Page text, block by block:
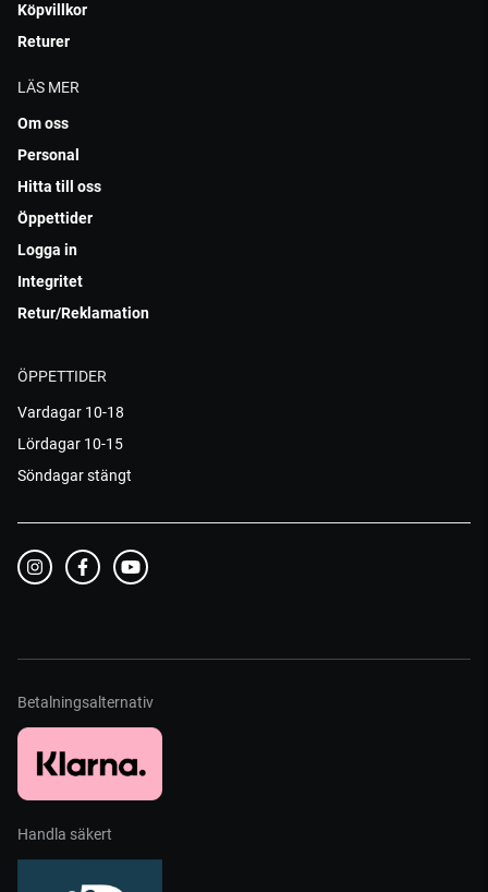
Köpvillkor
Returer
LÄS MER
Om oss
Personal
Hitta till oss
Öppettider
Logga in
Integritet
Retur/Reklamation
ÖPPETTIDER
Vardagar 10-18
Lördagar 10-15
Söndagar stängt
Betalningsalternativ
Handla säkert